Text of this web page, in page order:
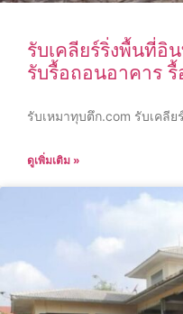
รับเคลียร์ริ่งพื้นที่อิ
รับรื้อถอนอาคาร
รับเหมาทุบตึก.com รับเคลีย
ดูเพิ่มเติม »